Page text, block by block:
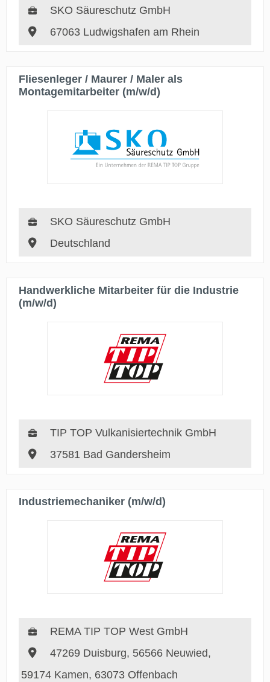
SKO Säureschutz GmbH
67063 Ludwigshafen am Rhein
Fliesenleger / Maurer / Maler als
Montagemitarbeiter (m/w/d)
SKO Säureschutz GmbH
Deutschland
Handwerkliche Mitarbeiter für die Industrie
(m/w/d)
TIP TOP Vulkanisiertechnik GmbH
37581 Bad Gandersheim
Industriemechaniker (m/w/d)
REMA TIP TOP West GmbH
47269 Duisburg, 56566 Neuwied,
59174 Kamen, 63073 Offenbach